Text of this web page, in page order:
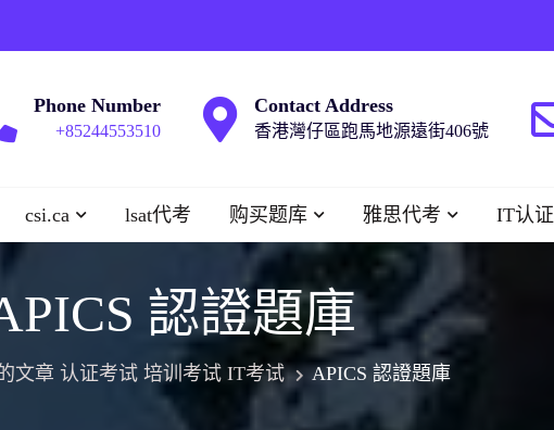
Phone Number
+85244553510
Contact Address
香港灣仔區跑馬地源遠街406號
csi.ca lsat代考 购买题库 雅思代考 IT认证
認證題庫
文章 认证考试 培训考试 IT考试 APICS 認證題庫